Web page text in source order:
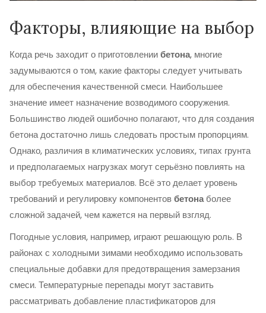
Факторы, влияющие на выбор
Когда речь заходит о приготовлениибетона, многие
задумываются о том, какие факторы следует учитывать
для обеспечения качественной смеси. Наибольшее
значение имеет назначение возводимого сооружения.
Большинство людей ошибочно полагают, что для создания
бетона достаточно лишь следовать простым пропорциям.
Однако, различия в климатических условиях, типах грунта
и предполагаемых нагрузках могут серьёзно повлиять на
выбор требуемых материалов. Всё это делает уровень
требований и регулировку компонентовбетонаболее
сложной задачей, чем кажется на первый взгляд.
Погодные условия, например, играют решающую роль. В
районах с холодными зимами необходимо использовать
специальные добавки для предотвращения замерзания
смеси. Температурные перепады могут заставить
рассматривать добавление пластификаторов для